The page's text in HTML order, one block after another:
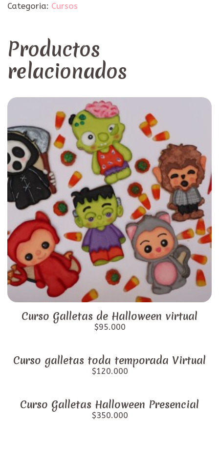
Categoria: Cursos
Productos
relacionados
Curso Galletas de Halloween virtual
$95.000
Curso galletas toda temporada Virtual
$120.000
Curso Galletas Halloween Presencial
$350.000